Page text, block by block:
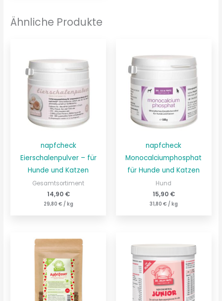
Ähnliche Produkte
napfcheck
Eierschalenpulver – für
Hunde und Katzen
Gesamtsortiment
14,90 €
29,80 € / kg
napfcheck
Monocalciumphosphat
für Hunde und Katzen
Hund
15,90 €
31,80 € / kg